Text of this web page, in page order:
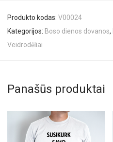
Produkto kodas: V00024
Kategorijos: Boso dienos dovanos,
Veidrodėliai
Panašūs produktai